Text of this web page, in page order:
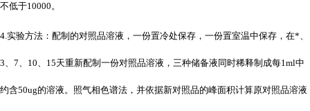
不低于10000。
4.实验方法：配制的对照品溶液，一份置冷处保存，一份置室温中保存，在*、
3、7、10、15天重新配制一份对照品溶液，三种储备液同时稀释制成每1ml中
约含50ug的溶液。照气相色谱法，并依据新对照品的峰面积计算原对照品溶液